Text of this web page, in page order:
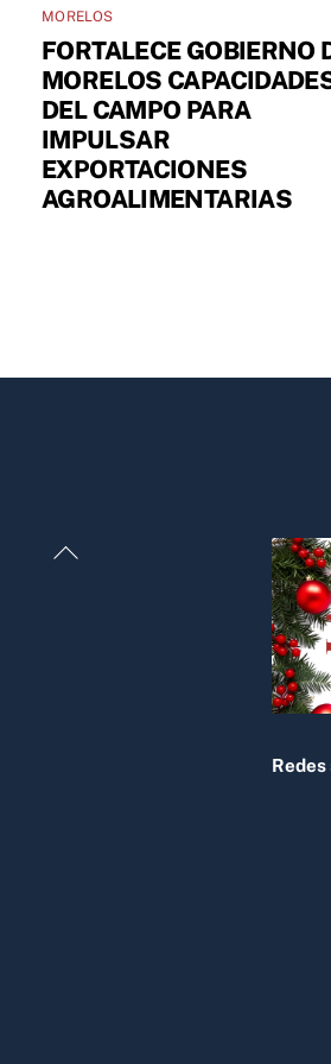
MORELOS
FORTALECE GOBIERNO
MORELOS
DEL CAMPO PARA
IMPULSAR
EXPORTACIONES
AGROALIMENTARIAS
Back